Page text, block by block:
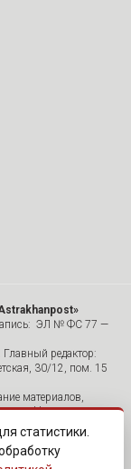
запись: ЭЛ № ФС 77 —
редактор:
30/12, пом. 15
материалов,
и публикацией
Комментарии
редактирования.
статистики.